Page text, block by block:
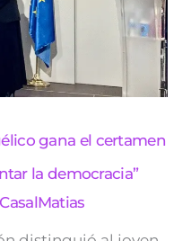
gana el certamen
la democracia”
CasalMatias